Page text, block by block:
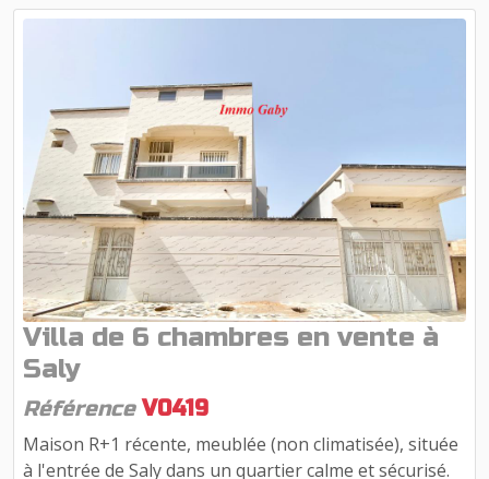
Villa de 6 chambres en vente à
Saly
Référence V0419
Maison R+1 récente, meublée (non climatisée), située
à l'entrée de Saly dans un quartier calme et sécurisé.